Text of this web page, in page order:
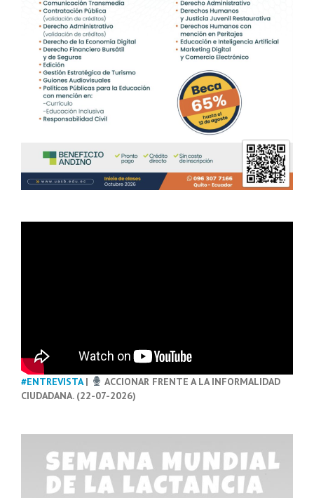
#ENTREVISTA|
ACCIONAR FRENTE A LA INFORMALIDAD
CIUDADANA. (22-07-2026)